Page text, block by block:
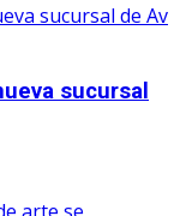
sucursal